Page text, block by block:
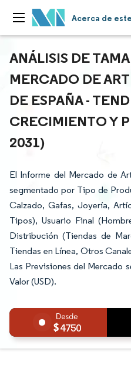
Acerca de
ANÁLISIS DE
MERCADO DE
DE ESPAÑA -
CRECIMIENTO Y
2031)
El Informe del Mercado de
segmentado por Tipo de
Calzado, Gafas, Joyería,
Tipos), Usuario Final
Distribución (Tiendas de
Tiendas en Línea, Otros
Las Previsiones del Mercado
Valor (USD).
4750